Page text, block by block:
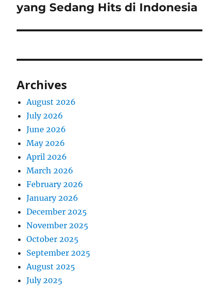
post:
yang Sedang Hits di Indonesia
Archives
August 2026
July 2026
June 2026
May 2026
April 2026
March 2026
February 2026
January 2026
December 2025
November 2025
October 2025
September 2025
August 2025
July 2025